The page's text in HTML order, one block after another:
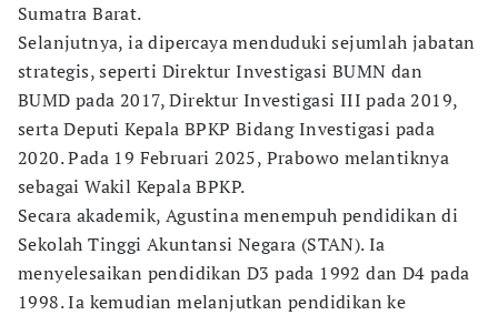
Sumatra Barat.
Selanjutnya, ia dipercaya menduduki sejumlah jabatan
strategis, seperti Direktur Investigasi BUMN dan
BUMD pada 2017, Direktur Investigasi III pada 2019,
serta Deputi Kepala BPKP Bidang Investigasi pada
2020. Pada 19 Februari 2025, Prabowo melantiknya
sebagai Wakil Kepala BPKP.
Secara akademik, Agustina menempuh pendidikan di
Sekolah Tinggi Akuntansi Negara (STAN). Ia
menyelesaikan pendidikan D3 pada 1992 dan D4 pada
1998. Ia kemudian melanjutkan pendidikan ke